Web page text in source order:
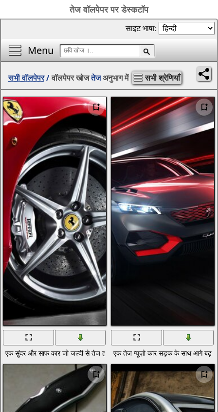
तेज वॉलपेपर पर डेस्कटॉप
Menu
साइट भाषा:
सभी वॉलपेपर/वॉलपेपर खोजतेजअनुभाग में सभी श्रेणियाँ
एक सुंदर और साफ कार जो जल्दी से तेज हो जाती हैएक तेज प्यूज़ो कार सड़क के साथ आगे बढ़